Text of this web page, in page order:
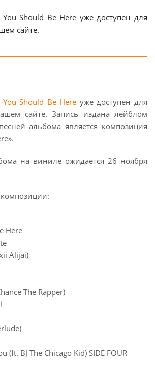
Should Be Here уже доступен для
сайте.
Should Be Here уже доступен для
сайте. Запись издана лейблом
альбома является композиция
на виниле ожидается 26 ноября
Here
Alijai)
The Rapper)
(ft. BJ The Chicago Kid) SIDE FOUR